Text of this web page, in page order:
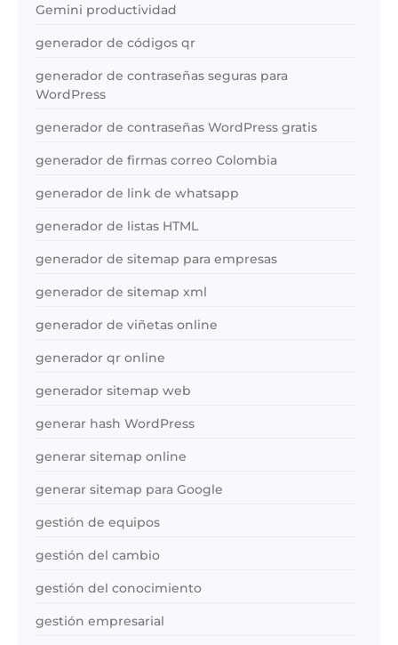
Gemini productividad
generador de códigos qr
generador de contraseñas seguras para
WordPress
generador de contraseñas WordPress gratis
generador de firmas correo Colombia
generador de link de whatsapp
generador de listas HTML
generador de sitemap para empresas
generador de sitemap xml
generador de viñetas online
generador qr online
generador sitemap web
generar hash WordPress
generar sitemap online
generar sitemap para Google
gestión de equipos
gestión del cambio
gestión del conocimiento
gestión empresarial